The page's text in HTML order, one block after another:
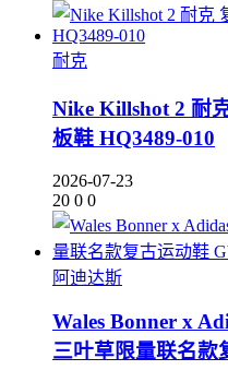
耐克
Nike Killshot 2 耐
板鞋 HQ3489-010
2026-07-23
20 0 0
阿迪达斯
Wales Bonner x
三叶草限量联名款